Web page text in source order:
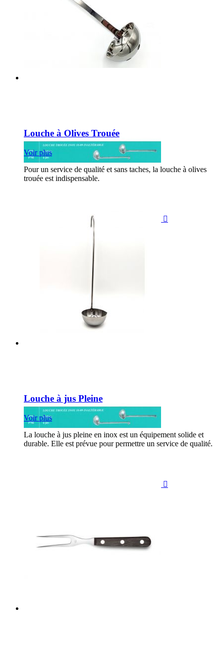

Louche à Olives Trouée
Voir plus
Pour un service de qualité et sans taches, la louche à olives
trouée est indispensable.

Louche à jus Pleine
Voir plus
La louche à jus pleine en inox est un équipement solide et
durable. Elle est prévue pour permettre un service de qualité.